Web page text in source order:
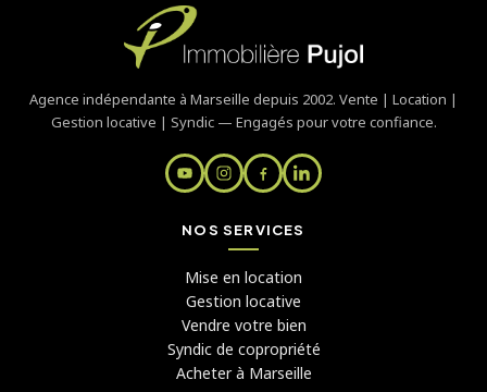
Agence indépendante à Marseille depuis 2002. Vente | Location |
Gestion locative | Syndic — Engagés pour votre confiance.
NOS SERVICES
Mise en location
Gestion locative
Vendre votre bien
Syndic de copropriété
Acheter à Marseille